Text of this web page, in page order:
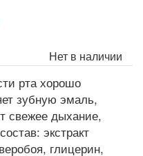
Нет в наличии